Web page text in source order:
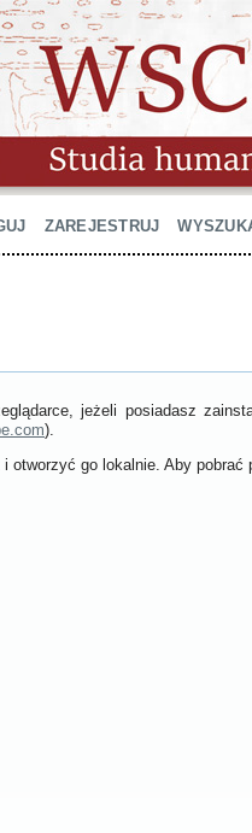
ZAREJESTRUJ
jeżeli posiadasz
).
otworzyć go lokalnie. Aby